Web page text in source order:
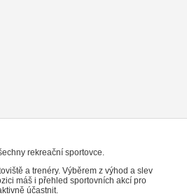
rekreační sportovce.
a trenéry. Výběrem z výhod a slev
máš i přehled sportovních akcí pro
účastnit.